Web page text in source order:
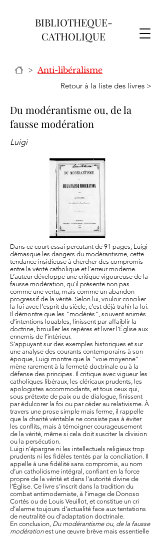
BIBLIOTHEQUE-
CATHOLIQUE
> Anti-libéralisme
Retour à la liste des livres >
Du modérantisme ou, de la
fausse modération
Luigi
Dans ce court essai percutant de 91 pages, Luigi
démasque les dangers du modérantisme, cette
tendance insidieuse à chercher des compromis
entre la vérité catholique et l'erreur moderne.
L’auteur développe une critique vigoureuse de la
fausse modération, qu’il présente non pas
comme une vertu, mais comme un abandon
progressif de la vérité. Selon lui, vouloir concilier
la foi avec l’esprit du siècle, c’est déjà trahir la foi.
Il démontre que les "modérés", souvent animés
d’intentions louables, finissent par affaiblir la
doctrine, brouiller les repères et livrer l’Église aux
ennemis de l’intérieur.
S’appuyant sur des exemples historiques et sur
une analyse des courants contemporains à son
époque, Luigi montre que la "voie moyenne"
mène rarement à la fermeté doctrinale ou à la
défense des principes. Il critique avec vigueur les
catholiques libéraux, les cléricaux prudents, les
apologistes accommodants, et tous ceux qui,
sous prétexte de paix ou de dialogue, finissent
par édulcorer la foi ou par céder au relativisme. À
travers une prose simple mais ferme, il rappelle
que la charité véritable ne consiste pas à éviter
les conflits, mais à témoigner courageusement
de la vérité, même si cela doit susciter la division
ou la persécution.
Luigi n’épargne ni les intellectuels religieux trop
prudents ni les fidèles tentés par la conciliation. Il
appelle à une fidélité sans compromis, au nom
d’un catholicisme intégral, confiant en la force
propre de la vérité et dans l’autorité divine de
l’Église. Ce livre s’inscrit dans la tradition du
combat antimoderniste, à l’image de Donoso
Cortés ou de Louis Veuillot, et constitue un cri
d’alarme toujours d’actualité face aux tentations
de neutralité ou d’adaptation doctrinale.
En conclusion, Du modérantisme ou, de la fausse
modérationest une œuvre brève mais essentielle